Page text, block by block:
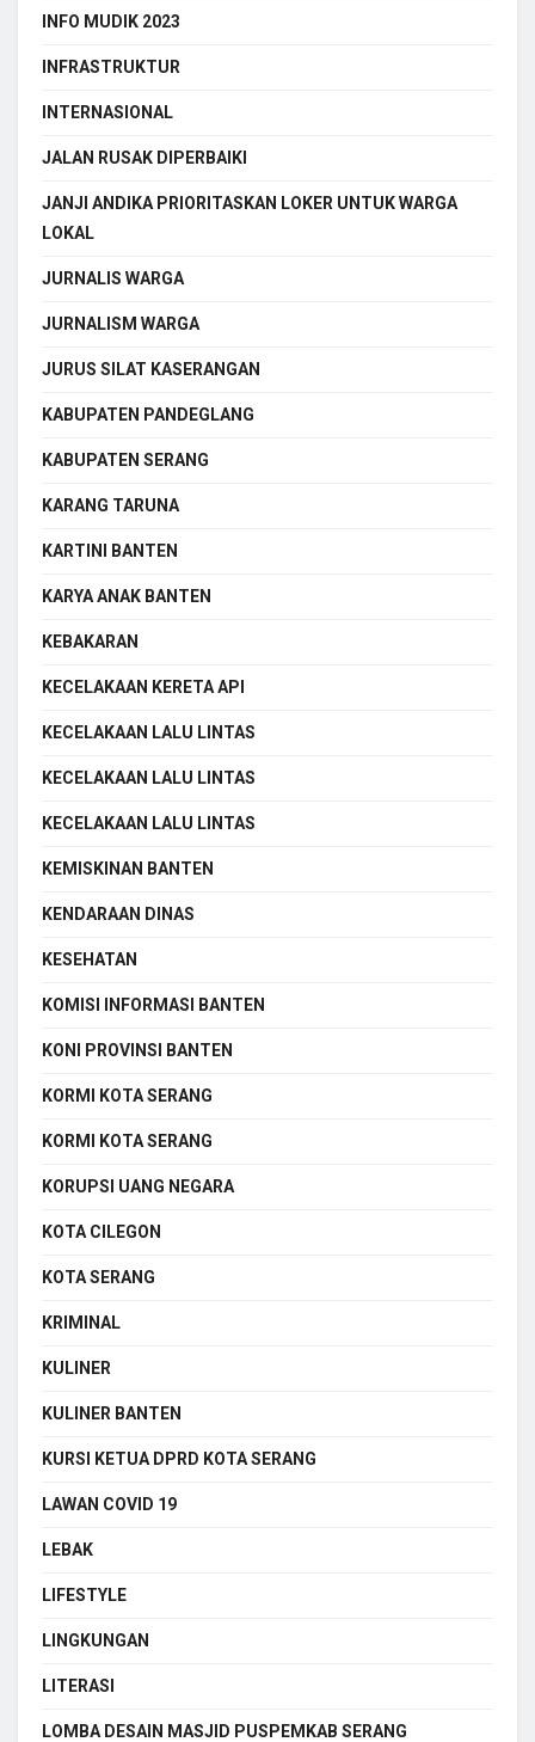
INFO MUDIK 2023
INFRASTRUKTUR
INTERNASIONAL
JALAN RUSAK DIPERBAIKI
JANJI ANDIKA PRIORITASKAN LOKER UNTUK WARGA
LOKAL
JURNALIS WARGA
JURNALISM WARGA
JURUS SILAT KASERANGAN
KABUPATEN PANDEGLANG
KABUPATEN SERANG
KARANG TARUNA
KARTINI BANTEN
KARYA ANAK BANTEN
KEBAKARAN
KECELAKAAN KERETA API
KECELAKAAN LALU LINTAS
KECELAKAAN LALU LINTAS
KECELAKAAN LALU LINTAS
KEMISKINAN BANTEN
KENDARAAN DINAS
KESEHATAN
KOMISI INFORMASI BANTEN
KONI PROVINSI BANTEN
KORMI KOTA SERANG
KORMI KOTA SERANG
KORUPSI UANG NEGARA
KOTA CILEGON
KOTA SERANG
KRIMINAL
KULINER
KULINER BANTEN
KURSI KETUA DPRD KOTA SERANG
LAWAN COVID 19
LEBAK
LIFESTYLE
LINGKUNGAN
LITERASI
LOMBA DESAIN MASJID PUSPEMKAB SERANG